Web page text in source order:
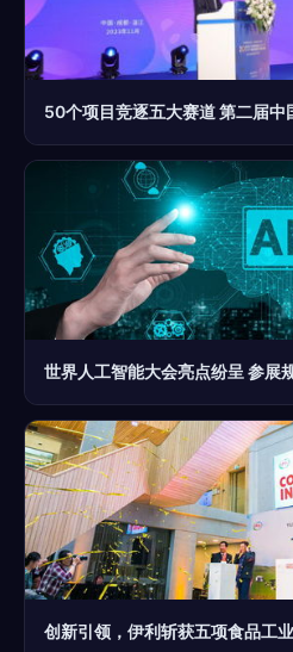
创新引领，伊利斩获五项食品工